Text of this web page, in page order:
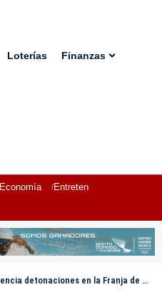
Loterías Finanzas
Economía Entretenimiento
en la Franja de Gaza durante visita al Kibutz Holit